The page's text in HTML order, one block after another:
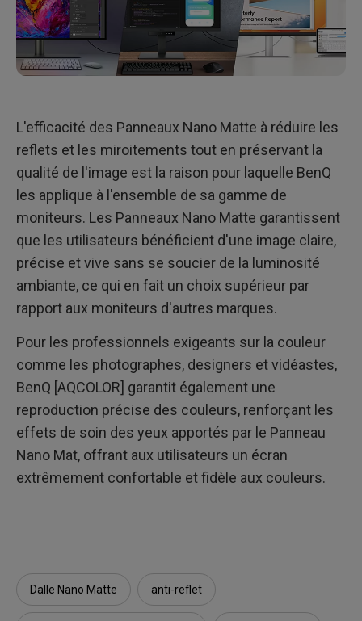
L'efficacité des Panneaux Nano Matte à réduire les
reflets et les miroitements tout en préservant la
qualité de l'image est la raison pour laquelle BenQ
les applique à l'ensemble de sa gamme de
moniteurs. Les Panneaux Nano Matte garantissent
que les utilisateurs bénéficient d'une image claire,
précise et vive sans se soucier de la luminosité
ambiante, ce qui en fait un choix supérieur par
rapport aux moniteurs d'autres marques.
Pour les professionnels exigeants sur la couleur
comme les photographes, designers et vidéastes,
BenQ [AQCOLOR] garantit également une
reproduction précise des couleurs, renforçant les
effets de soin des yeux apportés par le Panneau
Nano Mat, offrant aux utilisateurs un écran
extrêmement confortable et fidèle aux couleurs.
Dalle Nano Matte anti-reflet